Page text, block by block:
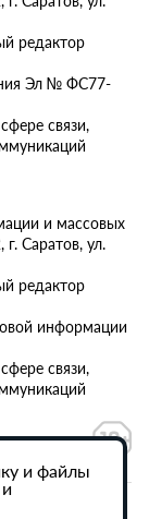
редактор
Эл № ФС77-
связи,
и массовых
Саратов, ул.
редактор
информации
связи,
данных
и файлы